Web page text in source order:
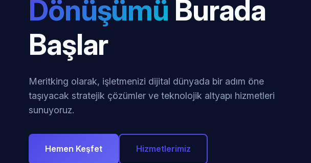
Dönüşümü Burada
Başlar
Meritking olarak, işletmenizi dijital dünyada bir adım öne
taşıyacak stratejik çözümler ve teknolojik altyapı hizmetleri
sunuyoruz.
Hemen Keşfet Hizmetlerimiz